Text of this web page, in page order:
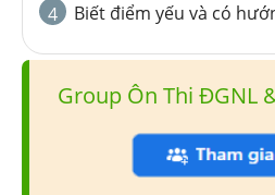
4
Biết điểm yếu và có
Group Ôn Thi ĐGNL